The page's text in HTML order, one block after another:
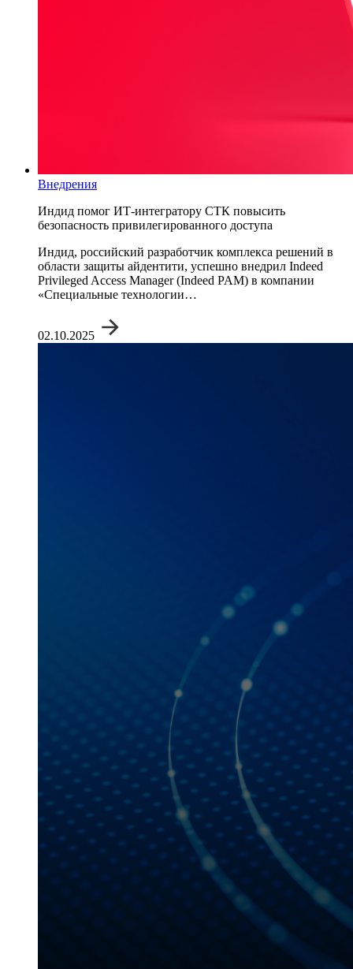
Внедрения
Индид помог ИТ-интегратору СТК повысить
безопасность привилегированного доступа
Индид, российский разработчик комплекса решений в
области защиты айдентити, успешно внедрил Indeed
Privileged Access Manager (Indeed PAM) в компании
«Специальные технологии…
02.10.2025